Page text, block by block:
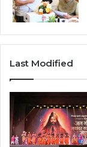
Last Modified